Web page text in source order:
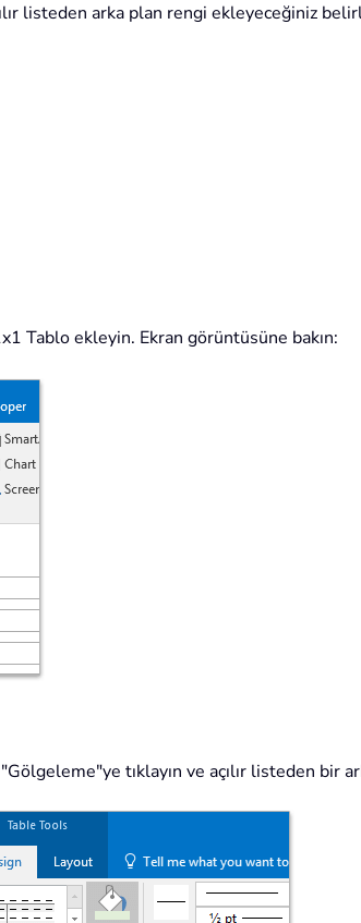
listeden arka plan rengi ekleyeceğiniz
Tablo ekleyin. Ekran görüntüsüne bakın:
tıklayın ve açılır listeden bir